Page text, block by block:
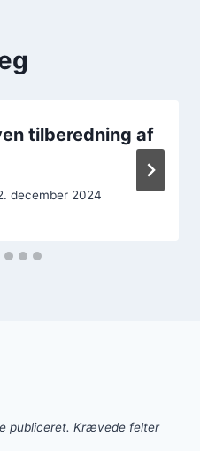
tilberedning af
december 2024
publiceret. Krævede felter